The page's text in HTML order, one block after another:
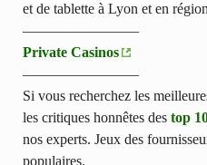
et de tablette à Lyon et en
————————
Private Casinos
————————
Si vous recherchez les
les critiques honnêtes des top
nos experts. Jeux des
populaires.